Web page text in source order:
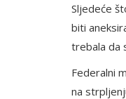
Sljedeće
biti
trebala da
Federalni
na